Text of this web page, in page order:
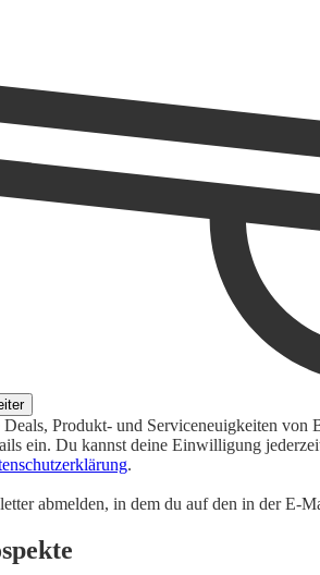
Produkt- und Serviceneuigkeiten
ein. Du kannst deine Einwilligung
.
abmelden, in dem du auf den in der E-